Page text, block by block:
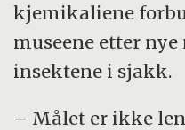
kjemikaliene
museene etter
insektene i sjakk.
– Målet er ikke